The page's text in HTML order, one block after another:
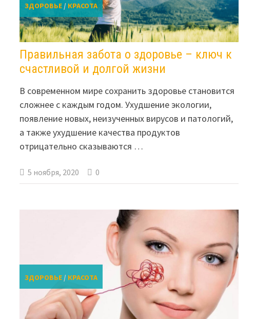
ЗДОРОВЬЕ / КРАСОТА
Правильная забота о здоровье – ключ к
счастливой и долгой жизни
В современном мире сохранить здоровье становится
сложнее с каждым годом. Ухудшение экологии,
появление новых, неизученных вирусов и патологий,
а также ухудшение качества продуктов
отрицательно сказываются …
5 ноября, 2020 0
ЗДОРОВЬЕ / КРАСОТА